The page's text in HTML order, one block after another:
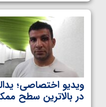
ویدیو اختصاصی؛
در بالاترین سطح